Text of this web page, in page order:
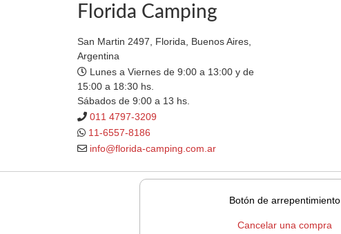
Florida Camping
San Martin 2497, Florida, Buenos Aires,
Argentina
Lunes a Viernes de 9:00 a 13:00 y de
15:00 a 18:30 hs.
Sábados de 9:00 a 13 hs.
011 4797-3209
11-6557-8186
info@florida-camping.com.ar
Botón de arrepentimiento
Cancelar una compra